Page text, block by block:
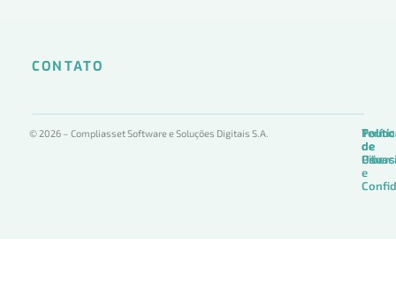
CONTATO
© 2026 – Compliasset Software e Soluções Digitais S.A.
de
Uso
de
de
e